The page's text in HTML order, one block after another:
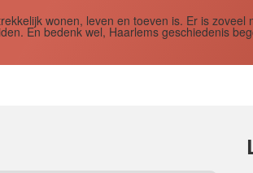
wonen, leven en toeven is. Er is
En bedenk wel, Haarlems geschiedenis